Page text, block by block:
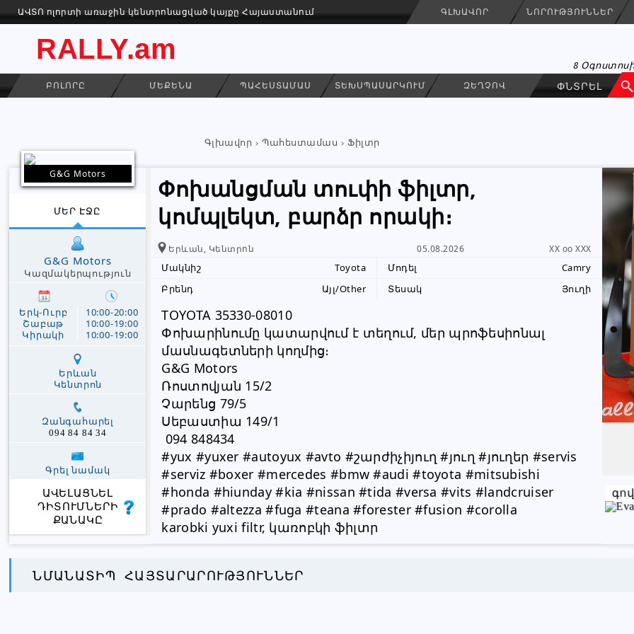
ԱՎՏՈ ոլորտի առաջին կենտրոնացված կայքը Հայաստանում ԳԼԽԱՎՈՐ ՆՈՐՈՒԹՅՈՒՆՆԵՐ
RALLY.am
8
ԲՈԼՈՐԸ ՄԵՔԵՆԱ ՊԱՀԵՍՏԱՄԱՍ ՏԵԽՍՊԱՍԱՐԿՈՒՄ ԶԵՂՉՈՎ
Գլխավոր Պահեստամաս Ֆիլտր
Փոխանցման տուփի ֆիլտր,
կոմպլեկտ, բարձր որակի։
Երևան, Կենտրոն 05.08.2026 XX oo XXX
Մակնիշ Toyota Մոդել
Camry
Բրենդ
Այլ/Other Տեսակ Յուղի
TOYOTA 35330-08010
Փոխարինումը կատարվում է տեղում, մեր պրոֆեսիոնալ
մասնագետների կողմից։
G&G Motors
Ռոստովյան 15/2
Չարենց 79/5
Սեբաստիա 149/1
094 848434
#yux #yuxer #autoyux #avto #շարժիչիյուղ #յուղ #յուղեր #servis
#serviz #boxer #mercedes #bmw #audi #toyota #mitsubishi
#honda #hiunday #kia #nissan #tida #versa #vits #landcruiser
#prado #altezza #fuga #teana #forester #fusion #corolla
karobki yuxi filtr, կառոբկի ֆիլտր
G&G Motors
ՄԵՐ ԷՋԸ
G&G Motors
Կազմակերպություն
Երկ-Ուրբ
Շաբաթ
Կիրակի
10:00-20:00
10:00-19:00
10:00-19:00
Երևան
Կենտրոն
Զանգահարել
094 84 84 34
Գրել նամակ
ԱՎԵԼԱՑՆԵԼ
ԴԻՏՈՒՄՆԵՐԻ
ՔԱՆԱԿԸ
ԳՐԵԼ ՆԱՄԱԿ
ՆՄԱՆԱՏԻՊ ՀԱՅՏԱՐԱՐՈՒԹՅՈՒՆՆԵՐ